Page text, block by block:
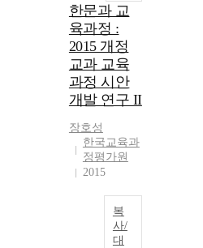
한문과 교
육과정 :
2015 개정
교과 교육
과정 시안
개발 연구 II
장호성
한국교육과
정평가원
2015
복
사/
대